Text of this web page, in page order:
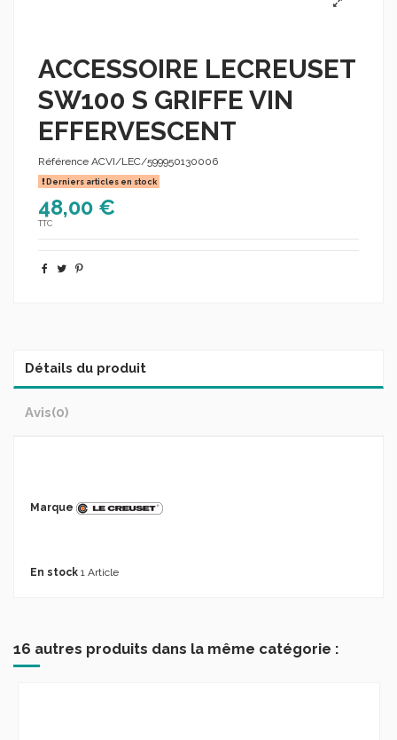
ACCESSOIRE LECREUSET
SW100 S GRIFFE VIN
EFFERVESCENT
Référence ACVI/LEC/599950130006
Derniers articles en stock
48,00 €
TTC
Détails du produit
Avis(0)
Marque
En stock 1 Article
16 autres produits dans la même catégorie :